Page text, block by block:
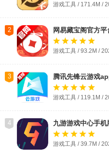
游戏工具 / 171.4M /
2 网易藏宝阁官方
游戏工具 / 93.2M /
3 腾讯先锋云游戏
游戏工具 / 119.1M /
4 九游游戏中心手机
游戏工具 / 39.7M /